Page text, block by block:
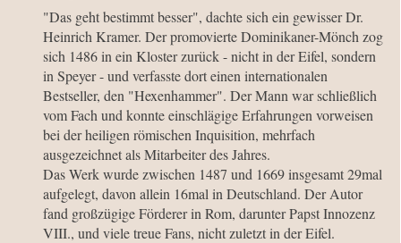
"Das geht bestimmt besser", dachte sich ein gewisser Dr.
Heinrich Kramer. Der promovierte Dominikaner-Mönch zog
sich 1486 in ein Kloster zurück - nicht in der Eifel, sondern
in Speyer - und verfasste dort einen internationalen
Bestseller, den "Hexenhammer". Der Mann war schließlich
vom Fach und konnte einschlägige Erfahrungen vorweisen
bei der heiligen römischen Inquisition, mehrfach
ausgezeichnet als Mitarbeiter des Jahres.
Das Werk wurde zwischen 1487 und 1669 insgesamt 29mal
aufgelegt, davon allein 16mal in Deutschland. Der Autor
fand großzügige Förderer in Rom, darunter Papst Innozenz
VIII., und viele treue Fans, nicht zuletzt in der Eifel.